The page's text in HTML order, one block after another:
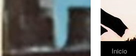
Inicio